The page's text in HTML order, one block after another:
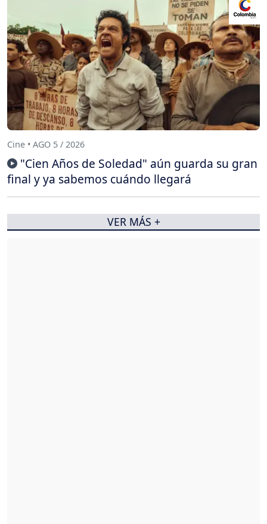
Cine • AGO 5 / 2026
"Cien Años de Soledad" aún guarda su gran
final y ya sabemos cuándo llegará
VER MÁS +